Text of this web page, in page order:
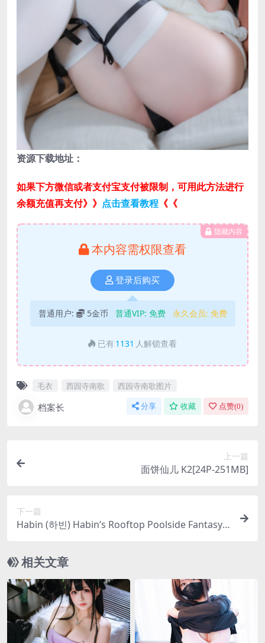
资源下载地址：
如果下方微信或者支付宝支付被限制，可用此方法进行
余额充值再支付》》 点击查看教程 《《
隐藏内容
本内容需权限查看
登录后购买
普通用户: 5金币 普通VIP: 免费 永久会员: 免费
已有 1131 人解锁查看
毛衣 西园寺南歌 西园寺南歌图片
档案长 分享 收藏 点赞(0)
上一篇
面饼仙儿 K2[24P-251MB]
下一篇
Habin (하빈) Habin’s Rooftop Poolside Fantasy
相关文章